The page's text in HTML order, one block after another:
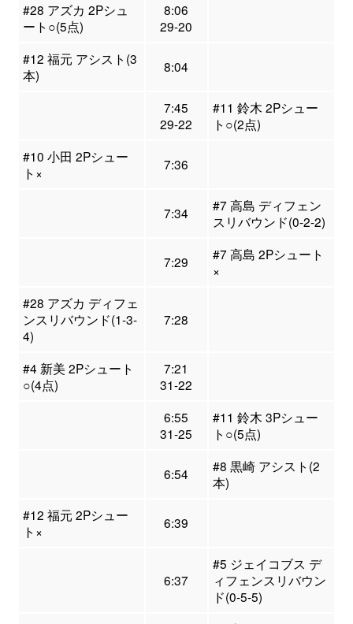
#28 アズカ 2Pシュ
ート○(5点)
8:06
29-20
#12 福元 アシスト(3
本)
8:04
7:45
29-22
#11 鈴木 2Pシュー
ト○(2点)
#10 小田 2Pシュー
ト×
7:36
7:34
#7 高島 ディフェン
スリバウンド(0-2-2)
7:29
#7 高島 2Pシュート
×
#28 アズカ ディフェ
ンスリバウンド(1-3-
4)
7:28
#4 新美 2Pシュート
○(4点)
7:21
31-22
6:55
31-25
#11 鈴木 3Pシュー
ト○(5点)
6:54
#8 黒崎 アシスト(2
本)
#12 福元 2Pシュー
ト×
6:39
6:37
#5 ジェイコブス デ
ィフェンスリバウン
ド(0-5-5)